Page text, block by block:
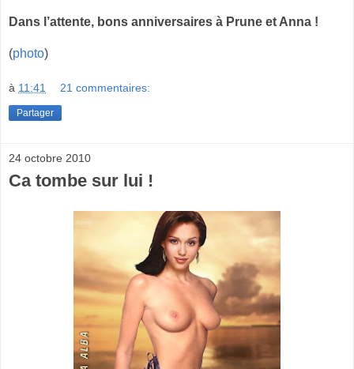
Dans l’attente, bons anniversaires à Prune et Anna !
(photo)
à 11:41 21 commentaires:
Partager
24 octobre 2010
Ca tombe sur lui !